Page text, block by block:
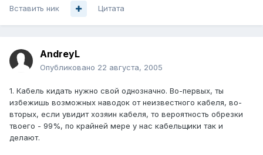
Вставить ник Цитата
AndreyL
Опубликовано 22 августа, 2005
1. Кабель кидать нужно свой однозначно. Во-первых, ты
избежишь возможных наводок от неизвестного кабеля, во-
вторых, если увидит хозяин кабеля, то вероятность обрезки
твоего - 99%, по крайней мере у нас кабельщики так и
делают.